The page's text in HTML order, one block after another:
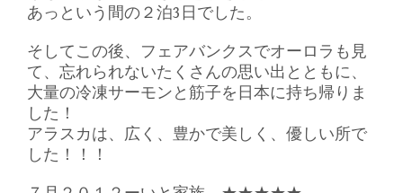
あっという間の２泊3日でした。
そしてこの後、フェアバンクスでオーロラも見
て、忘れられないたくさんの思い出とともに、
大量の冷凍サーモンと筋子を日本に持ち帰りま
した！
アラスカは、広く、豊かで美しく、優しい所で
した！！！